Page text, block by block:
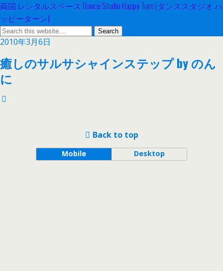
両国 レンタルスペース Dance Studio Happy Turn (ダンススタジオ ハ
ッピーターン)
2010年3月6日
癒しのサルサシャインステップ by のん
に
Back to top
Mobile Desktop